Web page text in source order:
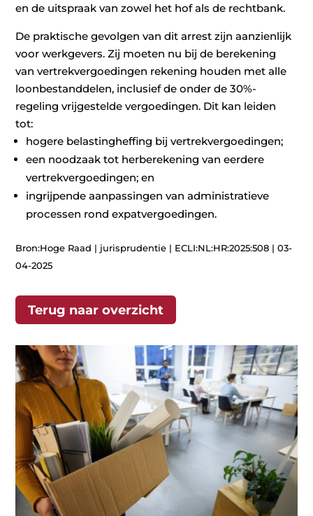
en de uitspraak van zowel het hof als de rechtbank.
De praktische gevolgen van dit arrest zijn aanzienlijk
voor werkgevers. Zij moeten nu bij de berekening
van vertrekvergoedingen rekening houden met alle
loonbestanddelen, inclusief de onder de 30%-
regeling vrijgestelde vergoedingen. Dit kan leiden
tot:
hogere belastingheffing bij vertrekvergoedingen;
een noodzaak tot herberekening van eerdere
vertrekvergoedingen; en
ingrijpende aanpassingen van administratieve
processen rond expatvergoedingen.
Bron:Hoge Raad | jurisprudentie | ECLI:NL:HR:2025:508 | 03-
04-2025
Terug naar overzicht